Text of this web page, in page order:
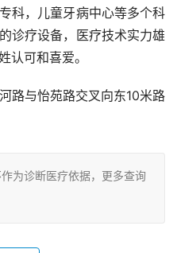
科，儿童牙病中心等多个科
诊疗设备，医疗技术实力雄
认可和喜爱。
路与怡苑路交叉向东10米路
为诊断医疗依据，更多查询